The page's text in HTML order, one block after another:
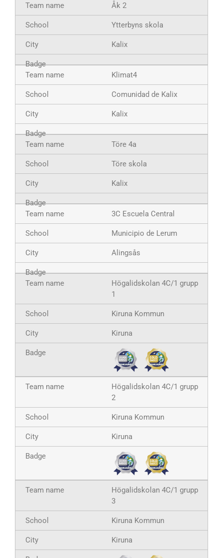
Åk 2
Ytterbyns skola
Kalix
Klimat4
Comunidad de Kalix
Kalix
Töre 4a
Töre skola
Kalix
3C Escuela Central
Municipio de Lerum
Alingsås
Högalidskolan 4C/1 grupp
1
Kiruna Kommun
Kiruna
Högalidskolan 4C/1 grupp
2
Kiruna Kommun
Kiruna
Högalidskolan 4C/1 grupp
3
Kiruna Kommun
Kiruna